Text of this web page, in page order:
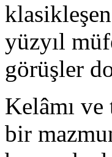
yüzyıl
görüşler
Kelâmı
bir